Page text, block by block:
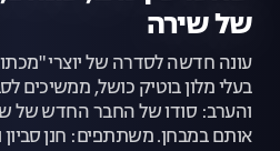
של שירה
עונה חדשה לסדרה של יוצרי
בעלי מלון בוטיק כושל, ממשיכים
והערב: סודו של החבר החדש של
אותם במבחן. משתתפים: חנן סביון